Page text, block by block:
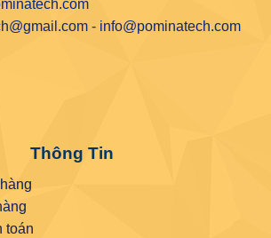
- info@pominatech.com
Thông Tin
toán